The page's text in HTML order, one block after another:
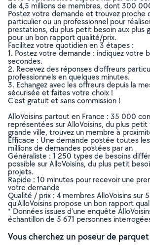
de 4,5 millions de membres, dont 300
Postez votre demande et trouvez proche
particulier ou un professionnel pour
prestations, du plus petit besoin aux plus
pour un bon rapport qualité/prix.
Facilitez votre quotidien en 3 étapes :
1. Postez votre demande : indiquez votre
secondes.
2. Recevez des réponses d’offreurs
professionnels en quelques minutes.
3. Echangez avec les offreurs depuis la
sécurisée et faites votre choix !
C’est gratuit et sans commission !
AlloVoisins partout en France : 35 000
représentées sur AlloVoisins, du plus petit
grande ville, trouvez un membre à
Efficace : Une demande postée toutes
millions de demandes postées par an
Généraliste : 1 250 types de besoins
possible sur AlloVoisins, du plus petit
projets.
Rapide : 10 minutes pour recevoir une
votre demande
Qualité / prix : 4 membres AlloVoisins sur
qu’AlloVoisins propose un bon rapport
* Données issues d’une enquête
échantillon de 5 671 personnes
Vous cherchez un poseur de